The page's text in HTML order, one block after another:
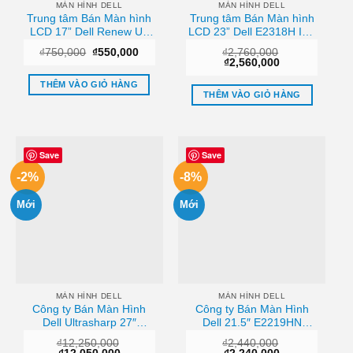
MÀN HÌNH DELL
Trung tâm Bán Màn hình
LCD 17” Dell Renew Uy
₫750,000 Giá
là:
₫750,000.
₫550,000Giá
tại
₫550,000.
THÊM VÀO GIỎ HÀNG
MÀN HÌNH DELL
Trung tâm Bán Màn hình
LCD 23” Dell E2318H IPS
Tphcm
₫2,760,000
Giá
là:
₫2,760,000.
₫2,560,000Giá
tại
là:
₫2,560,000.
THÊM VÀO GIỎ HÀNG
Save
-2%
Mới
MÀN HÌNH DELL
Công ty Bán Màn Hình
Dell Ultrasharp 27″
(3840×2160/IPS/60Hz/5ms)
₫12,250,000
Save
-8%
Mới
MÀN HÌNH DELL
Công ty Bán Màn Hình
Dell 21.5″ E2219HN
Chất lượng
₫2,440,000